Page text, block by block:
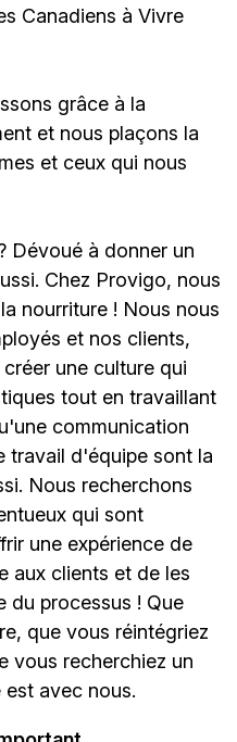
Canadiens à Vivre
grâce à la
et nous plaçons la
et ceux qui nous
Dévoué à donner un
Chez Provigo, nous
nourriture ! Nous nous
et nos clients,
une culture qui
tout en travaillant
communication
travail d'équipe sont la
Nous recherchons
qui sont
une expérience de
aux clients et de les
du processus ! Que
que vous réintégriez
vous recherchiez un
avec nous.